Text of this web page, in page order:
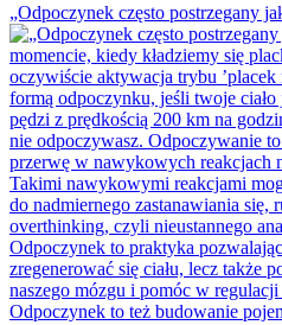
„Odpoczynek często postrzegany